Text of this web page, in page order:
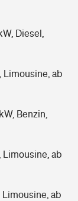
Diesel,
Limousine, ab
Benzin,
Limousine, ab
Limousine, ab